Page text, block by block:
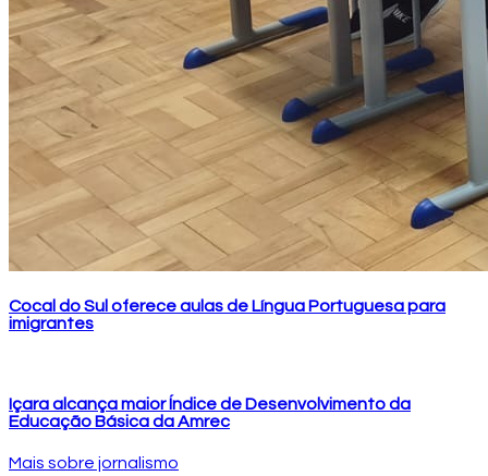
Cocal do Sul oferece aulas de Língua Portuguesa para
imigrantes
Içara alcança maior Índice de Desenvolvimento da
Educação Básica da Amrec
Mais sobre jornalismo